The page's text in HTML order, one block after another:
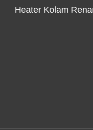
Heater Kolam